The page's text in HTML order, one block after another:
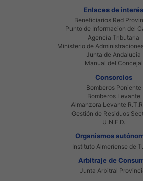
Enlaces de interés
Beneficiarios Red
Punto de Informacion del
Agencia Tributaria
Ministerio de
Junta de Andalucia
Manual del Concejal
Consorcios
Bomberos Poniente
Bomberos Levante
Almanzora Levante
Gestión de Residuos
U.N.E.D.
Organismos
Instituto Almeriense de
Arbitraje de
Junta Arbitral